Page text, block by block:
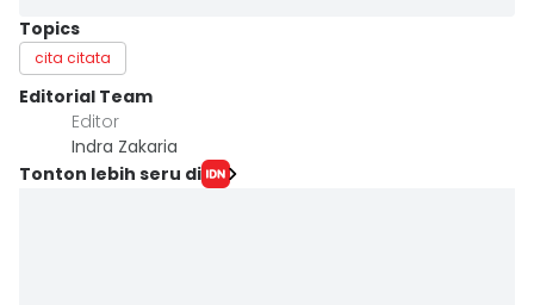
Topics
cita citata
Editorial Team
Editor
Indra Zakaria
Tonton lebih seru di